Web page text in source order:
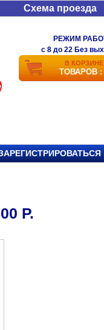
Схема проезда
РЕЖИМ
c 8 до 22 Без
В КОРЗИНЕ
ТОВАРОВ :
Р.